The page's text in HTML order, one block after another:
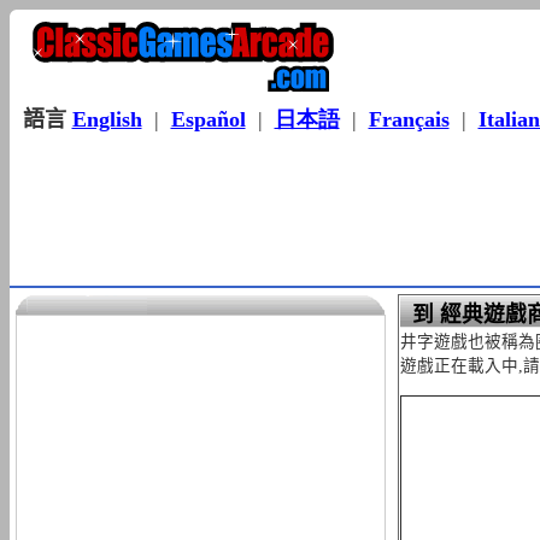
語言 English| Español| 日本語| Français|
到 經典遊戲
井字遊戲也被稱
遊戲正在載入中,